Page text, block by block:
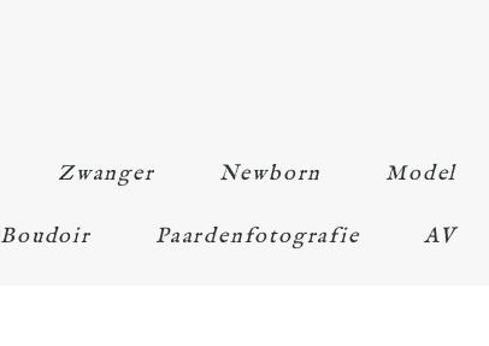
Zwanger Newborn Model
Boudoir Paardenfotografie AV